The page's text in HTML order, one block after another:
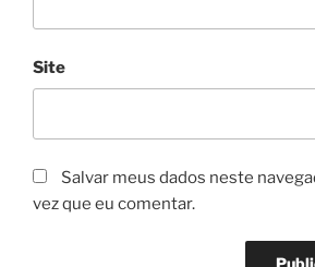
Site
Salvar meus dados neste
vez que eu comentar.